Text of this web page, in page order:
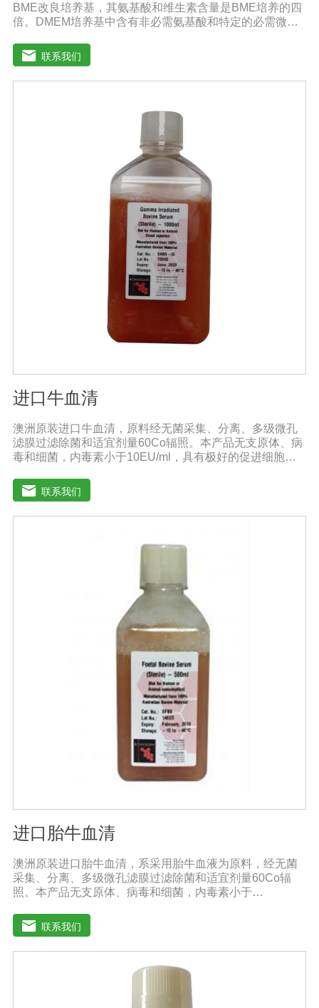
BME改良培养基，其氨基酸和维生素含量是BME培养的四
倍。DMEM培养基中含有非必需氨基酸和特定的必需微量
基葡萄糖的含量为1000 mg/L，高糖DMEM培养基葡萄糖的
含量为4500 mg/L。DMEM早期用来培养鼠胚胎细胞。如今
DMEM培养基广泛应用于普通和转化的鼠细胞和鸡细胞的
联系我们
进口牛血清
澳洲原装进口牛血清，原料经无菌采集、分离、多级微孔
滤膜过滤除菌和适宜剂量60Co辐照。本产品无支原体、病
毒和细菌，内毒素小于10EU/ml，具有极好的促进细胞增
官的分离、培养及单克隆抗体的制备和疫苗的研制及生
产。质量标准：符合《中华人民共和国兽药典》2020版、
欧洲药典、美国药典质量标准。规格：500ml/瓶保
步解冻法（ -20℃→2-8℃→ 室温），可减少沉淀的产生使
联系我们
进口胎牛血清
澳洲原装进口胎牛血清，系采用胎牛血液为原料，经无菌
采集、分离、多级微孔滤膜过滤除菌和适宜剂量60Co辐
照。本产品无支原体、病毒和细菌，内毒素小于
细胞及多种细胞株的培养、扩增和保藏、组织器官的分
离、培养及单克隆抗体的制备和疫苗的研制及生产。质量
标准：符合《中华人民共和国药典》2020版、符合《中华
人民共和国兽药典》2020版、欧洲药典、美国药典质量标
准。规格：500ml/瓶保存：-15℃―-20℃有效期：5年注
意事项：解冻：采用逐步解冻法（ -20℃→2-8℃→ 室
联系我们